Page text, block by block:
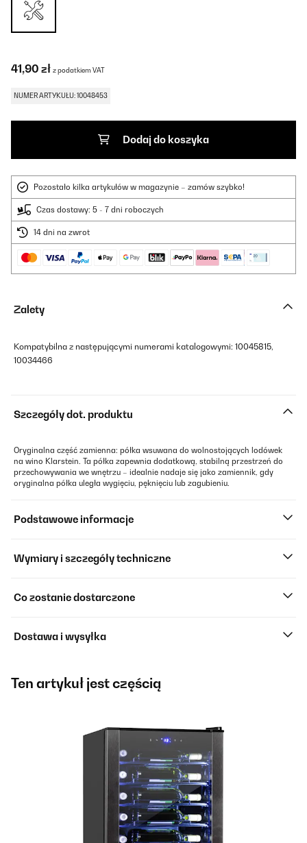
41,90 zł z podatkiem VAT
NUMER ARTYKUŁU: 10048453
Dodaj do koszyka
Pozostało kilka artykułów w magazynie – zamów szybko!
Czas dostawy: 5 - 7 dni roboczych
14 dni na zwrot
Zalety
Kompatybilna z następującymi numerami katalogowymi: 10045815,
10034466
Szczegóły dot. produktu
Oryginalna część zamienna: półka wsuwana do wolnostojących lodówek
na wino Klarstein. Ta półka zapewnia dodatkową, stabilną przestrzeń do
przechowywania we wnętrzu – idealnie nadaje się jako zamiennik, gdy
oryginalna półka uległa wygięciu, pęknięciu lub zagubieniu.
Podstawowe informacje
Wymiary i szczegóły techniczne
Co zostanie dostarczone
Dostawa i wysyłka
Ten artykuł jest częścią